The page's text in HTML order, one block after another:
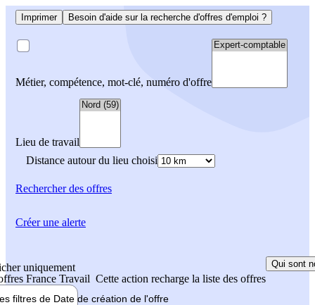
Imprimer Besoin d'aide sur la recherche d'offres d'emploi ?
Métier, compétence, mot-clé, numéro d'offre
Lieu de travail
Distance autour du lieu choisi
Rechercherdes offres
uniquement
France Travail Cette action recharge la liste des offres
Qui sont
filtres de Date de création de l'offre
Créer une alerte